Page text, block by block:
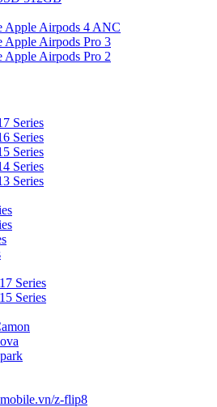
Apple Airpods 4 ANC
Apple Airpods Pro 3
Apple Airpods Pro 2
Series
Series
Series
Series
Series
Series
Series
z-flip8